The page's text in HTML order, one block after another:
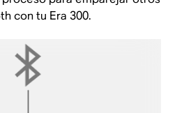
con tu Era 300.